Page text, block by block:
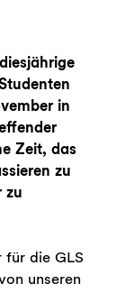
in
Zeit, das
zu
zu
die GLS
unseren